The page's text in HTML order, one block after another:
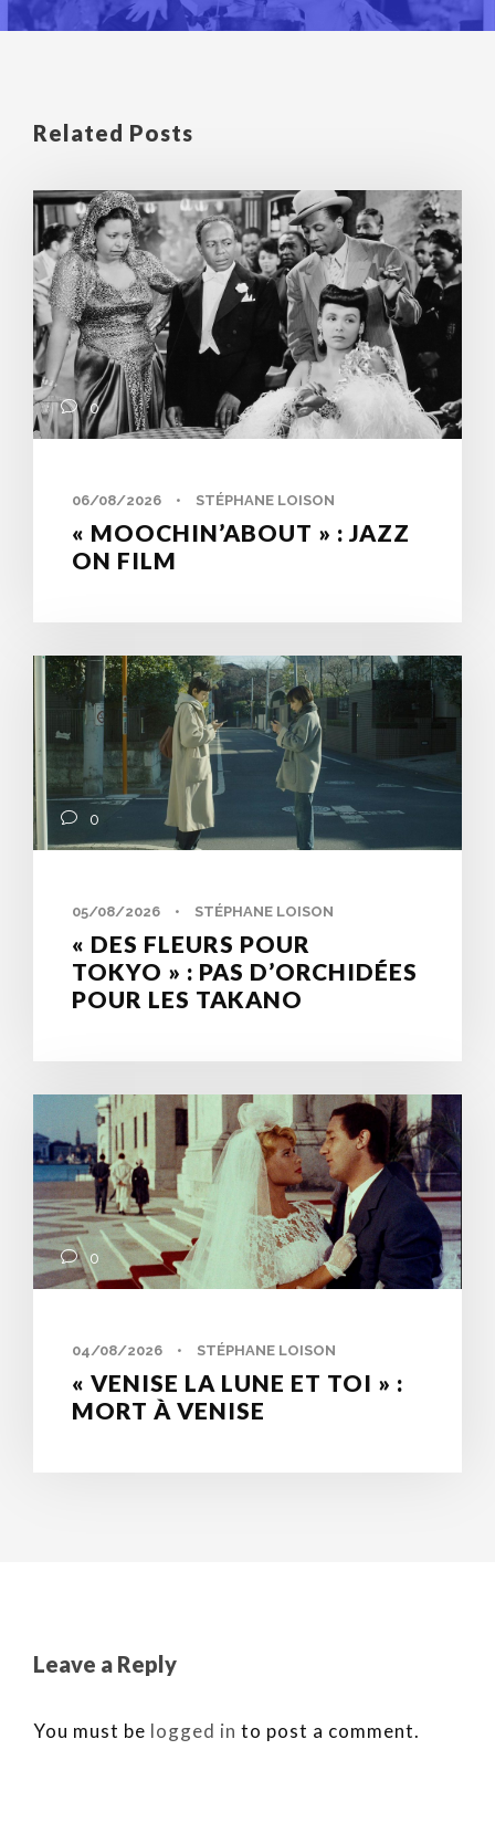
Related Posts
0
06/08/2026 • STÉPHANE LOISON
« MOOCHIN’ABOUT » : JAZZ
ON FILM
0
05/08/2026 • STÉPHANE LOISON
« DES FLEURS POUR
TOKYO » : PAS D’ORCHIDÉES
POUR LES TAKANO
0
04/08/2026 • STÉPHANE LOISON
« VENISE LA LUNE ET TOI » :
MORT À VENISE
Leave a Reply
You must be logged in to post a comment.